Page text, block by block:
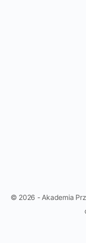
© 2026 - Akademia